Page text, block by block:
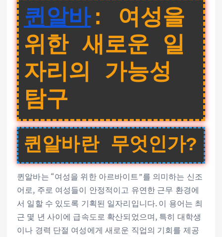
퀸알바: 여성을
위한 새로운 일
자리의 가능성
탐구
퀸알바란 무엇인가?
퀸알바는 “여성을 위한 아르바이트”를 의미하는 신조
어로, 주로 여성들이 안정적이고 유연한 근무 환경에
서 일할 수 있도록 기획된 일자리입니다. 이 용어는 최
근 몇 년 사이에 급속도로 확산되었으며, 특히 대학생
이나 경력 단절 여성에게 새로운 직업의 기회를 제공